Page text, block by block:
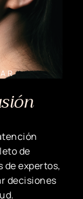
de
de expertos,
decisiones